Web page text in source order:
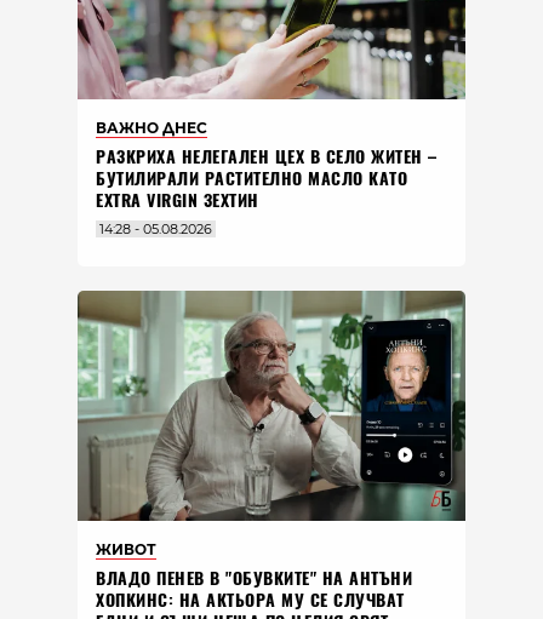
ВАЖНО ДНЕС
РАЗКРИХА НЕЛЕГАЛЕН ЦЕХ В СЕЛО ЖИТЕН –
БУТИЛИРАЛИ РАСТИТЕЛНО МАСЛО КАТО
EXTRA VIRGIN ЗЕХТИН
14:28 - 05.08.2026
ЖИВОТ
ВЛАДO ПЕНЕВ В "ОБУВКИТЕ" НА АНТЪНИ
ХОПКИНС: НА АКТЬОРА МУ СЕ СЛУЧВАТ